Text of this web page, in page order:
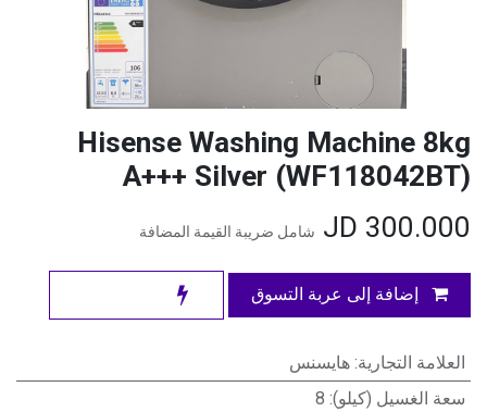
Hisense Washing Machine 8kg
A+++ Silver (WF118042BT)
300.000
شامل ضريبة القيمة المضافة
إضافة إلى عربة التسوق
العلامة التجارية: هايسنس
سعة الغسيل (كيلو):
8